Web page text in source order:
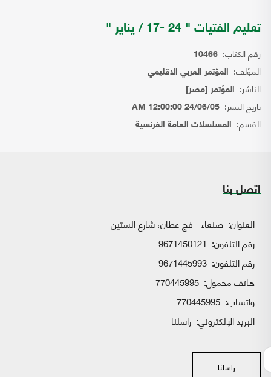
تعليم الفتيات " 24 -17 / يناير "
رقم الكتاب: 10466
المؤلف: المؤتمر العربي الاقليمي
الناشر: المؤتمر [مصر]
تاريخ النشر: 24/06/05 12:00:00 AM
القسم: المسلسلات العامة الفرنسية
اتصل بنا
العنوان: صنعاء - فج عطان، شارع الستين
رقم التلفون: 9671450121
رقم التلفون: 9671445993
هاتف محمول: 770445995
واتساب:
البريد الإلكتروني: راسلنا
راسلنا